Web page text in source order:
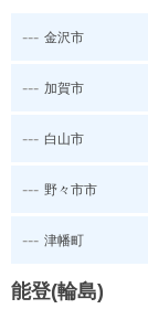
--- 金沢市
--- 加賀市
--- 白山市
--- 野々市市
--- 津幡町
能登(輪島)